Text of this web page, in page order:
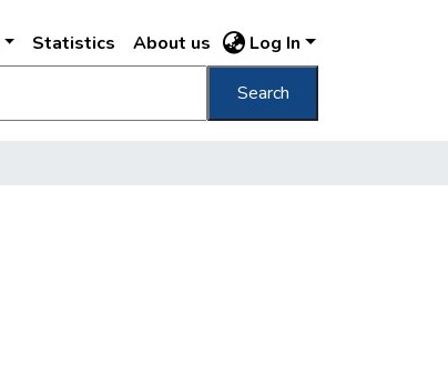
Statistics About us Log In
Search